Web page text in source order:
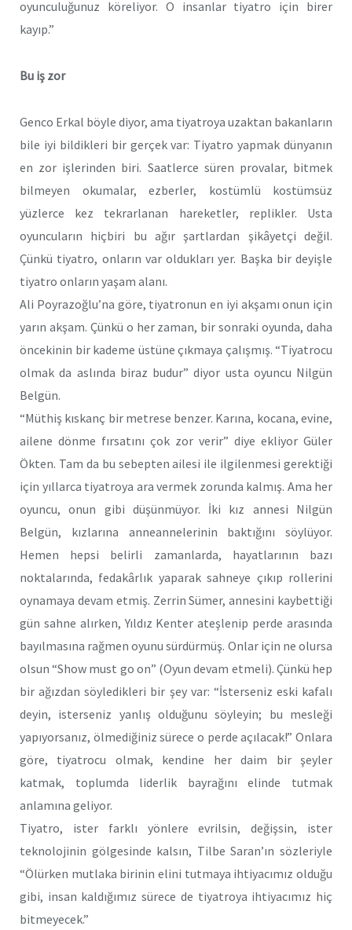
oyunculuğunuz köreliyor. O insanlar tiyatro için birer
kayıp.”
Bu iş zor
Genco Erkal böyle diyor, ama tiyatroya uzaktan bakanların
bile iyi bildikleri bir gerçek var: Tiyatro yapmak dünyanın
en zor işlerinden biri. Saatlerce süren provalar, bitmek
bilmeyen okumalar, ezberler, kostümlü kostümsüz
yüzlerce kez tekrarlanan hareketler, replikler. Usta
oyuncuların hiçbiri bu ağır şartlardan şikâyetçi değil.
Çünkü tiyatro, onların var oldukları yer. Başka bir deyişle
tiyatro onların yaşam alanı.
Ali Poyrazoğlu’na göre, tiyatronun en iyi akşamı onun için
yarın akşam. Çünkü o her zaman, bir sonraki oyunda, daha
öncekinin bir kademe üstüne çıkmaya çalışmış. “Tiyatrocu
olmak da aslında biraz budur” diyor usta oyuncu Nilgün
Belgün.
“Müthiş kıskanç bir metrese benzer. Karına, kocana, evine,
ailene dönme fırsatını çok zor verir” diye ekliyor Güler
Ökten. Tam da bu sebepten ailesi ile ilgilenmesi gerektiği
için yıllarca tiyatroya ara vermek zorunda kalmış. Ama her
oyuncu, onun gibi düşünmüyor. İki kız annesi Nilgün
Belgün, kızlarına anneannelerinin baktığını söylüyor.
Hemen hepsi belirli zamanlarda, hayatlarının bazı
noktalarında, fedakârlık yaparak sahneye çıkıp rollerini
oynamaya devam etmiş. Zerrin Sümer, annesini kaybettiği
gün sahne alırken, Yıldız Kenter ateşlenip perde arasında
bayılmasına rağmen oyunu sürdürmüş. Onlar için ne olursa
olsun “Show must go on” (Oyun devam etmeli). Çünkü hep
bir ağızdan söyledikleri bir şey var: “İsterseniz eski kafalı
deyin, isterseniz yanlış olduğunu söyleyin; bu mesleği
yapıyorsanız, ölmediğiniz sürece o perde açılacak!” Onlara
göre, tiyatrocu olmak, kendine her daim bir şeyler
katmak, toplumda liderlik bayrağını elinde tutmak
anlamına geliyor.
Tiyatro, ister farklı yönlere evrilsin, değişsin, ister
teknolojinin gölgesinde kalsın, Tilbe Saran’ın sözleriyle
“Ölürken mutlaka birinin elini tutmaya ihtiyacımız olduğu
gibi, insan kaldığımız sürece de tiyatroya ihtiyacımız hiç
bitmeyecek.”